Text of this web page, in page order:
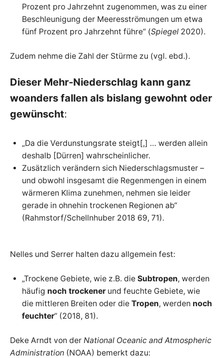
Prozent pro Jahrzehnt zugenommen, was zu einer
Beschleunigung der Meeresströmungen um etwa
fünf Prozent pro Jahrzehnt führe“ (Spiegel2020).
Zudem nehme die Zahl der Stürme zu (vgl. ebd.).
Dieser Mehr-Niederschlag kann ganz
woanders fallen als bislang gewohnt oder
gewünscht:
„Da die Verdunstungsrate steigt[,] … werden allein
deshalb [Dürren] wahrscheinlicher.
Zusätzlich verändern sich Niederschlagsmuster –
und obwohl insgesamt die Regenmengen in einem
wärmeren Klima zunehmen, nehmen sie leider
gerade in ohnehin trockenen Regionen ab“
(Rahmstorf/Schellnhuber 2018 69, 71).
Nelles und Serrer halten dazu allgemein fest:
„Trockene Gebiete, wie z.B. die Subtropen, werden
häufig noch trockenerund feuchte Gebiete, wie
die mittleren Breiten oder die Tropen, werden noch
feuchter“ (2018, 81).
Deke Arndt von der National Oceanic and Atmospheric
Administration (NOAA) bemerkt dazu: